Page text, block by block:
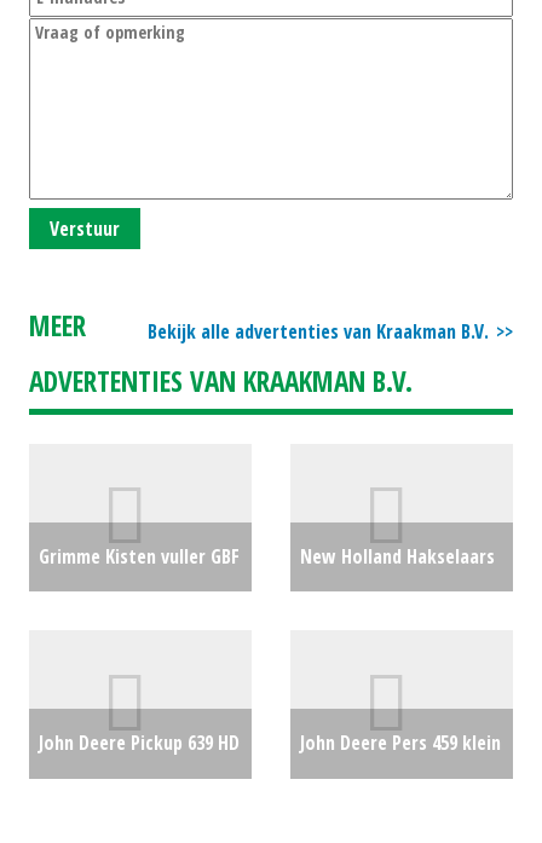
Verstuur
Bekijk alle advertenties van Kraakman B.V.
MEER
ADVERTENTIES VAN KRAAKMAN B.V.
Grimme Kisten vuller GBF
New Holland Hakselaars
John Deere Pickup 639 HD
John Deere Pers 459 klein